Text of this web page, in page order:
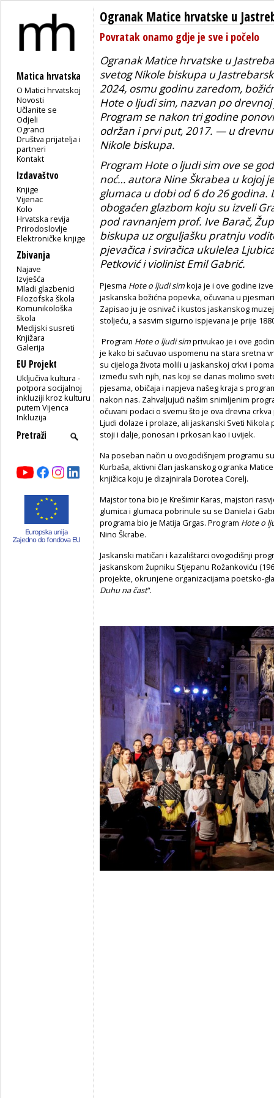
Matica hrvatska
O Matici hrvatskoj
Novosti
Učlanite se
Odjeli
Ogranci
Društva prijatelja i
partneri
Kontakt
Izdavaštvo
Knjige
Vijenac
Kolo
Hrvatska revija
Prirodoslovlje
Elektroničke knjige
Zbivanja
Najave
Izvješća
Mladi glazbenici
Filozofska škola
Komunikološka
škola
Medijski susreti
Knjižara
Galerija
EU Projekt
Uključiva kultura -
potpora socijalnoj
inkluziji kroz kulturu
putem Vijenca
Inkluzija
Ogranak Matice hrvatske u
Povratak onamo gdje je sve i počelo
Ogranak Matice hrvatske u
svetog Nikole biskupa u
2024, osmu godinu zaredom,
Hote o ljudi sim, nazvan po
Program se nakon tri godine
održan i prvi put, 2017. — u
Nikole biskupa.
Program Hote o ljudi simove se
noć… autora Nine Škrabea u kojoj
glumaca u dobi od 6 do 26
obogaćen glazbom koju su izveli
pod ravnanjem prof. Ive Barač,
biskupa uz orguljašku pratnju
pjevačica i sviračica ukulelea
Petković i violinist Emil Gabrić.
Pjesma Hote o ljudi simkoja je i ove godine
jaskanska božićna popevka, očuvana u
Zapisao ju je osnivač i kustos jaskanskog
stoljeću, a sasvim sigurno ispjevana je prije
Program Hote o ljudi simprivukao je i ove
je kako bi sačuvao uspomenu na stara sretna
su cijeloga života molili u jaskanskoj crkvi i
između svih njih, nas koji se danas molimo
pjesama, običaja i napjeva našeg kraja s
nakon nas. Zahvaljujući našim snimljenim
očuvani podaci o svemu što je ova drevna
Ljudi dolaze i prolaze, ali jaskanski Sveti
stoji i dalje, ponosan i prkosan kao i uvijek.
Na poseban način u ovogodišnjem programu
Kurbaša, aktivni član jaskanskog ogranka
knjižica koju je dizajnirala Dorotea Corelj.
Majstor tona bio je Krešimir Karas, majstori
glumica i glumaca pobrinule su se Daniela i
programa bio je Matija Grgas. Program Hote o
Nino Škrabe.
Jaskanski matičari i kazalištarci ovogodišnji
jaskanskom župniku Stjepanu Rožankoviću
projekte, okrunjene organizacijama poetsko-
Duhu na čast“.